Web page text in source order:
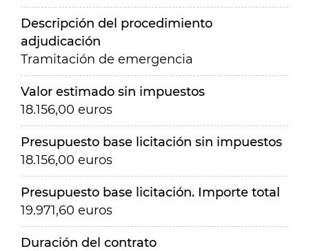
Descripción del procedimiento
adjudicación
Tramitación de emergencia
Valor estimado sin impuestos
18.156,00 euros
Presupuesto base licitación sin impuestos
18.156,00 euros
Presupuesto base licitación. Importe total
19.971,60 euros
Duración del contrato